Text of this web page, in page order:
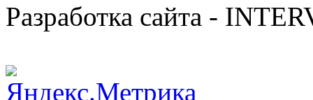
Разработка сайта -